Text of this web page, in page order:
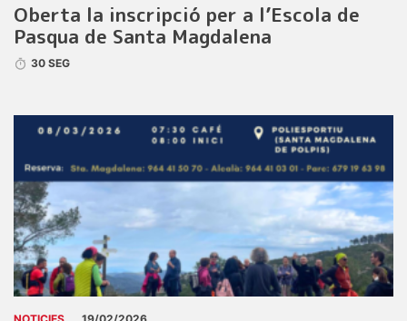
Oberta la inscripció per a l’Escola de
Pasqua de Santa Magdalena
30 SEG